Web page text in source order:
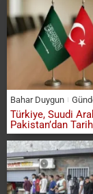
Bahar Duygun
Türkiye, Suudi
Pakistan’dan